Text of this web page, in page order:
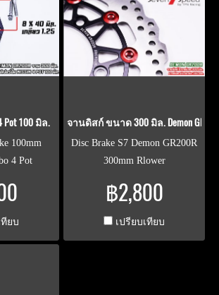
100 มิล.
100mm
4 Pot
ทียบ
จานดิสก์ ขนาด 300 มิล. Demon
Disc Brake S7 Demon GR200R
300mm Rlower
฿2,800
เปรียบเทียบ